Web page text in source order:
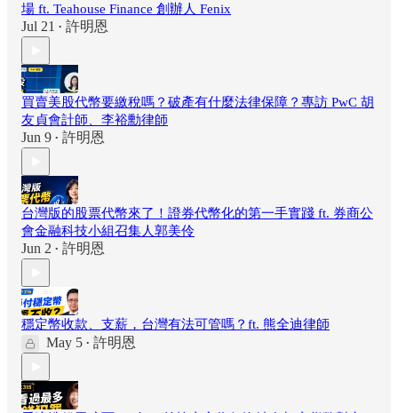
場 ft. Teahouse Finance 創辦人 Fenix
Jul 21 • 許明恩
買賣美股代幣要繳稅嗎？破產有什麼法律保障？專訪 PwC 胡
友貞會計師、李裕勳律師
Jun 9 • 許明恩
台灣版的股票代幣來了！證券代幣化的第一手實踐 ft. 券商公
會金融科技小組召集人郭美伶
Jun 2 • 許明恩
穩定幣收款、支薪，台灣有法可管嗎？ft. 熊全迪律師
May 5 • 許明恩